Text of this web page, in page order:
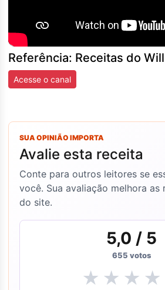
Referência: Receitas do Will
Acesse o canal
SUA OPINIÃO IMPORTA
Avalie esta receita
Conte para outros leitores se
você. Sua avaliação melhora as
do site.
5,0 / 5
655 votos
★ ★ ★ ★